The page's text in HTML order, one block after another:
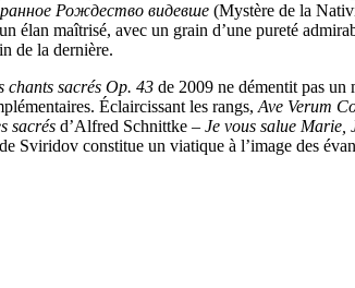
Рождество видевше (Mystère de la
élan maîtrisé, avec un grain d’une pureté
de la dernière.
chants sacrés Op. 43 de 2009 ne démentit pas
Éclaircissant les rangs, Ave Verum
sacrés d’Alfred Schnittke – Je vous salue Marie,
Sviridov constitue un viatique à l’image des